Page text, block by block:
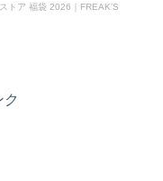
トア 福袋 2026｜FREAK’S